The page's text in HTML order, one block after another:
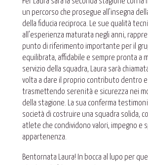
un percorso che prosegue all’insegna
della fiducia reciproca. Le sue qualità
all’esperienza maturata negli anni,
punto di riferimento importante per il
equilibrata, affidabile e sempre pronta a
servizio della squadra, Laura sarà
volta a dare il proprio contributo dentro e
trasmettendo serenità e sicurezza nei
della stagione. La sua conferma
società di costruire una squadra solida,
atlete che condividono valori, impegno e
appartenenza.
Bentornata Laura! In bocca al lupo per